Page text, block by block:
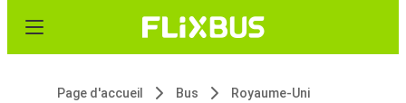
Page d'accueil Bus Royaume-Uni